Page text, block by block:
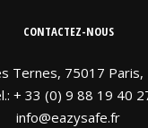
CONTACTEZ-NOUS
Ternes, 75017 Paris,
+ 33 (0) 9 88 19 40
info@eazysafe.fr